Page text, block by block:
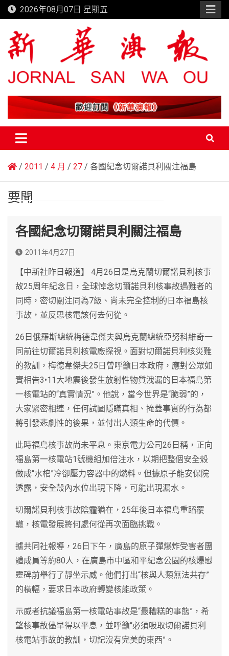
Skip
to
content
2026年08月07日 星期五
新華澳報
2011 4 月 27 各國紀念切爾諾貝利關注福島
要聞
各國紀念切爾諾貝利關注福島
2011年4月27日
【中新社昨日報道】 4月26日是烏克蘭切爾諾貝利核事
故25周年紀念日，全球悼念切爾諾貝利核事故遇難者的
同時，密切關注同為7級、尚未完全控制的日本福島核
事故，並反思核電該何去何從。
26日俄羅斯總統梅德韋傑夫與烏克蘭總統亞努科維奇一
同前往切爾諾貝利核電廠探視。面對切爾諾貝利核災難
的教訓，梅德韋傑夫25日曾呼籲日本政府，應對公眾如
實相告3•11大地震後發生放射性物質洩漏的日本福島第
一核電站的“真實情況”。他說，當今世界是“脆弱”的，
大家緊密相連，任何試圖隱瞞真相、掩蓋事實的行為都
將引發悲劇性的後果，並付出人類生命的代價。
此時福島核事故尚未平息。東京電力公司26日稱，正向
福島第一核電站1號機組加倍注水，以期把整個安全殼
做成“水棺”冷卻壓力容器中的燃料。但據原子能安保院
透露，安全殼內水位出現下降，可能出現漏水。
切爾諾貝利核事故陰霾猶在，25年後日本福島重蹈覆
轍，核電發展將何處何從再次面臨挑戰。
據共同社報導，26日下午，廣島的原子彈爆炸受害者團
體成員等約80人，在廣島市中區和平紀念公園的核爆慰
靈碑前舉行了靜坐示威。他們打出“核與人類無法共存”
的橫幅，要求日本政府轉變核能政策。
示威者抗議福島第一核電站事故是“最糟糕的事態”，希
望核事故儘早得以平息，並呼籲“必須吸取切爾諾貝利
核電站事故的教訓，切記沒有完美的東西”。